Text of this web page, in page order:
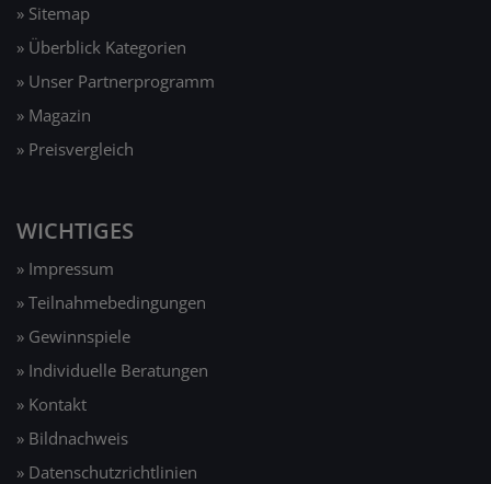
» Sitemap
» Überblick Kategorien
» Unser Partnerprogramm
» Magazin
» Preisvergleich
WICHTIGES
» Impressum
» Teilnahmebedingungen
» Gewinnspiele
» Individuelle Beratungen
» Kontakt
» Bildnachweis
» Datenschutzrichtlinien